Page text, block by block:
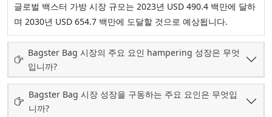
글로벌 백스터 가방 시장 규모는 2023년 USD 490.4 백만에 달하
며 2030년 USD 654.7 백만에 도달할 것으로 예상됩니다.
Bagster Bag 시장의 주요 요인 hampering 성장은 무엇
입니까?
Bagster Bag 시장 성장을 구동하는 주요 요인은 무엇입
니까?